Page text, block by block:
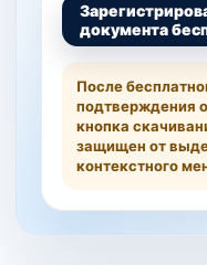
документа
После
подтверждения
кнопка
защищен от
контекстного